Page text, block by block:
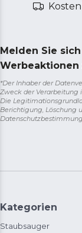
Melden Sie
Werbeaktionen
*Der Inhaber der
Zweck der Verarbeitung
Die
Berichtigung, Löschung
Kategorien
Staubsauger